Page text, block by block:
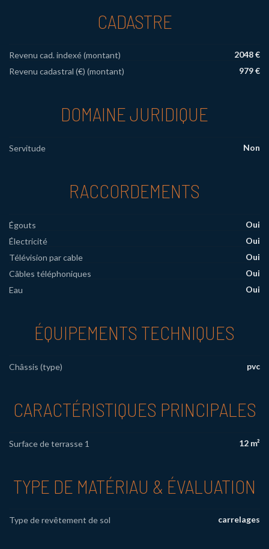
CADASTRE
Revenu cad. indexé (montant)
2048 €
Revenu cadastral (€) (montant)
979 €
DOMAINE JURIDIQUE
Servitude Non
RACCORDEMENTS
Égouts
Oui
Électricité
Oui
Télévision par cable
Oui
Câbles téléphoniques
Oui
Eau
Oui
ÉQUIPEMENTS TECHNIQUES
Châssis (type) pvc
CARACTÉRISTIQUES PRINCIPALES
Surface de terrasse 1 12 m²
TYPE DE MATÉRIAU & ÉVALUATION
Type de revêtement de sol carrelages